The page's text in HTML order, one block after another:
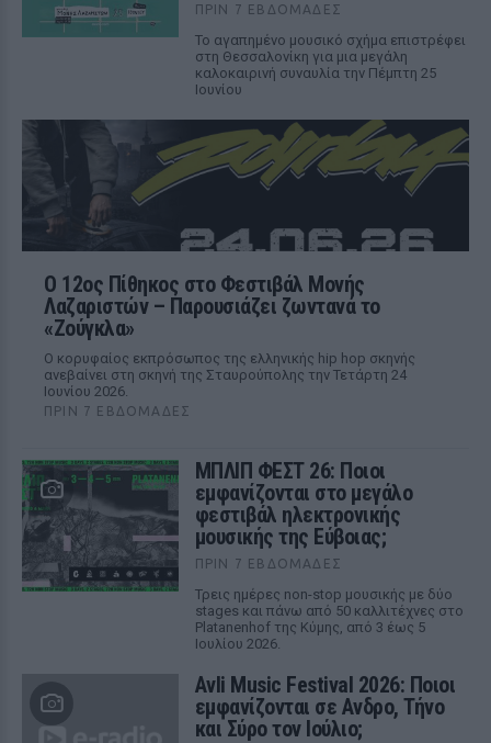
ΠΡΙΝ 7 ΕΒΔΟΜΆΔΕΣ
Το αγαπημένο μουσικό σχήμα επιστρέφει
στη Θεσσαλονίκη για μια μεγάλη
καλοκαιρινή συναυλία την Πέμπτη 25
Ιουνίου
Ο 12ος Πίθηκος στο Φεστιβάλ Μονής
Λαζαριστών – Παρουσιάζει ζωντανά το
«Ζούγκλα»
Ο κορυφαίος εκπρόσωπος της ελληνικής hip hop σκηνής
ανεβαίνει στη σκηνή της Σταυρούπολης την Τετάρτη 24
Ιουνίου 2026.
ΠΡΙΝ 7 ΕΒΔΟΜΆΔΕΣ
ΜΠΛΙΠ ΦΕΣΤ 26: Ποιοι
εμφανίζονται στο μεγάλο
φεστιβάλ ηλεκτρονικής
μουσικής της Εύβοιας;
ΠΡΙΝ 7 ΕΒΔΟΜΆΔΕΣ
Τρεις ημέρες non-stop μουσικής με δύο
stages και πάνω από 50 καλλιτέχνες στο
Platanenhof της Κύμης, από 3 έως 5
Ιουλίου 2026.
Avli Music Festival 2026: Ποιοι
εμφανίζονται σε Ανδρο, Τήνο
και Σύρο τον Ιούλιο;